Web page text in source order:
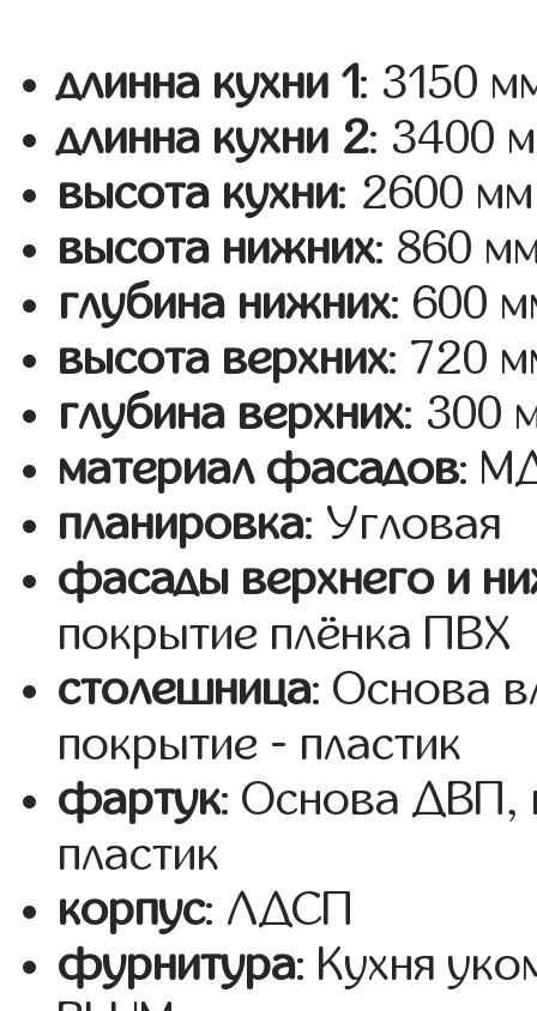
длинна кухни 1: 3150
длинна кухни 2: 3400
высота кухни: 2600 мм
высота нижних: 860
глубина нижних: 600
высота верхних: 720
глубина верхних: 300
материал фасадов:
планировка: Угловая
фасады верхнего и
покрытие плёнка ПВХ
столешница: Основа
покрытие - пластик
фартук: Основа ДВП,
пластик
корпус: ЛДСП
фурнитура: Кухня